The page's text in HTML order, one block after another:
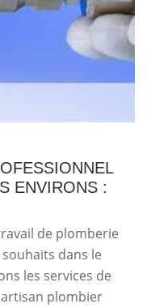
ENVIRONS :
de plomberie
dans le
les services de
plombier